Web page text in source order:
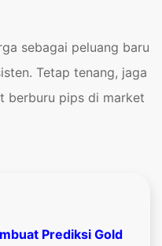
sebagai peluang baru
Tetap tenang, jaga
berburu pips di market
Prediksi Gold